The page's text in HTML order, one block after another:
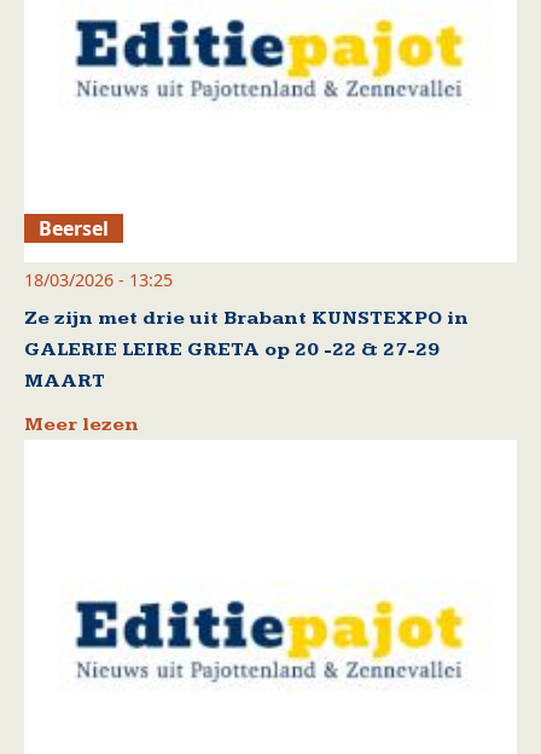
Beersel
18/03/2026 - 13:25
Ze zijn met drie uit Brabant KUNSTEXPO in
GALERIE LEIRE GRETA op 20 -22 & 27-29
MAART
Meer lezen